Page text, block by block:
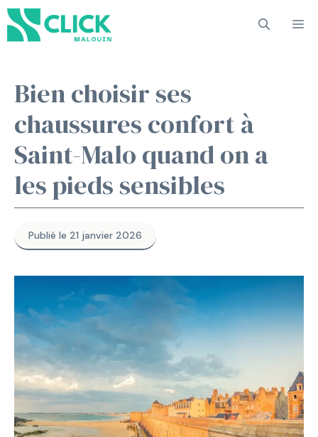
Aller
au
contenu
Bien choisir ses
chaussures confort à
Saint-Malo quand on a
les pieds sensibles
Publié le 21 janvier 2026